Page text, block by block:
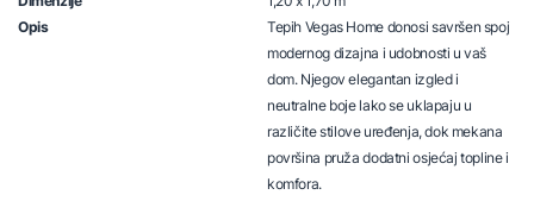
Opis
Tepih Vegas Home donosi savršen spoj
modernog dizajna i udobnosti u vaš
dom. Njegov elegantan izgled i
neutralne boje lako se uklapaju u
različite stilove uređenja, dok mekana
površina pruža dodatni osjećaj topline i
komfora.